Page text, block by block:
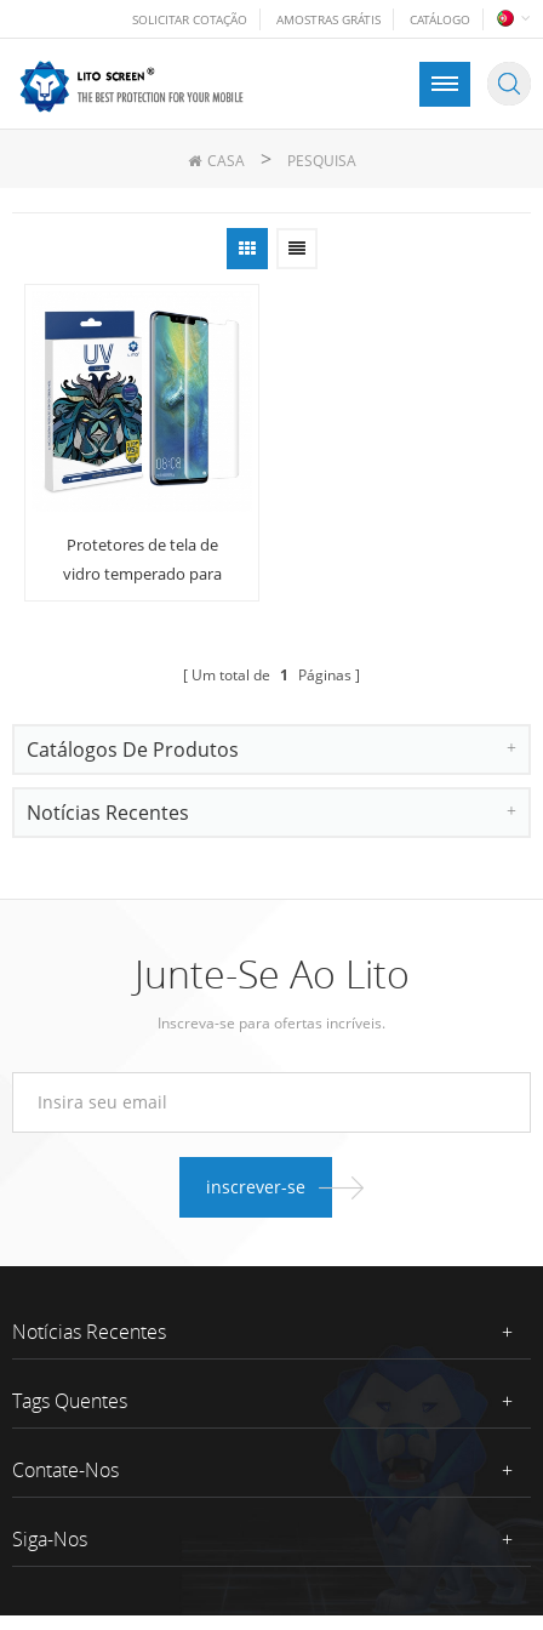
SOLICITAR COTAÇÃO AMOSTRAS GRÁTIS CATÁLOGO
CASA > PESQUISA
Protetores de tela de
vidro temperado para
Um total de 1 Páginas
Catálogos De Produtos
Notícias Recentes
Junte-Se Ao Lito
Inscreva-se para ofertas incríveis.
Notícias Recentes
Tags Quentes
Contate-Nos
Siga-Nos